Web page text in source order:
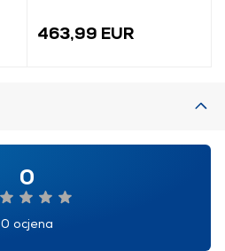
(06008A7800)
463,99 EUR
0
0 ocjena